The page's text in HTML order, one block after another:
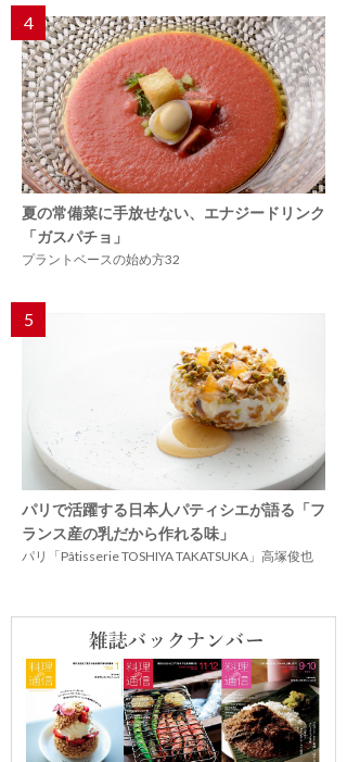
4
夏の常備菜に手放せない、エナジードリンク
「ガスパチョ」
プラントベースの始め方32
5
パリで活躍する日本人パティシエが語る「フ
ランス産の乳だから作れる味」
パリ「Pâtisserie TOSHIYA TAKATSUKA」高塚俊也